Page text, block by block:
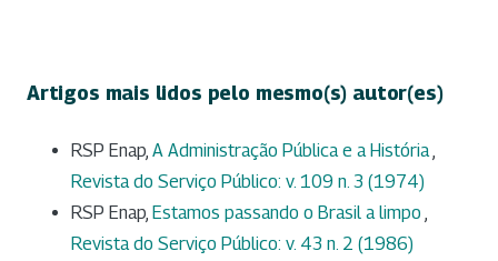
Artigos mais lidos pelo mesmo(s) autor(es)
RSP Enap, A Administração Pública e a História,
Revista do Serviço Público: v. 109 n. 3 (1974)
RSP Enap, Estamos passando o Brasil a limpo ,
Revista do Serviço Público: v. 43 n. 2 (1986)